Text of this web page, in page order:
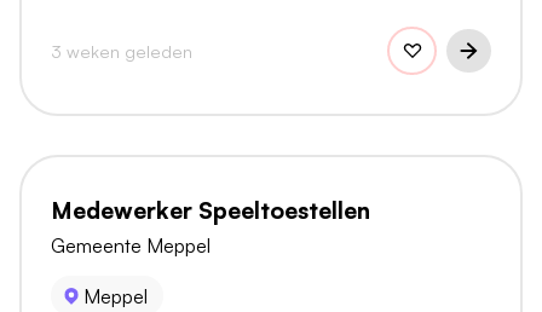
3 weken geleden
Medewerker Speeltoestellen
Gemeente Meppel
Meppel